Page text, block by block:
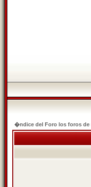
�ndice del Foro los foros de